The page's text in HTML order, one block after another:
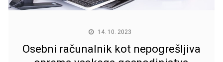
14. 10. 2023
Osebni računalnik kot nepogrešljiva